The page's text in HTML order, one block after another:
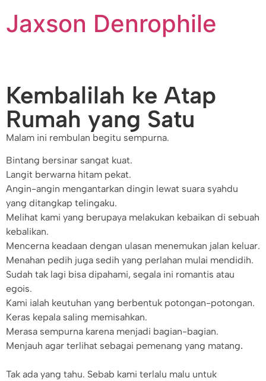
Jaxson Denrophile
Kembalilah ke Atap
Rumah yang Satu
Malam ini rembulan begitu sempurna.
Bintang bersinar sangat kuat.
Langit berwarna hitam pekat.
Angin-angin mengantarkan dingin lewat suara syahdu
yang ditangkap telingaku.
Melihat kami yang berupaya melakukan kebaikan di sebuah
kebalikan.
Mencerna keadaan dengan ulasan menemukan jalan keluar.
Menahan pedih juga sedih yang perlahan mulai mendidih.
Sudah tak lagi bisa dipahami, segala ini romantis atau
egois.
Kami ialah keutuhan yang berbentuk potongan-potongan.
Keras kepala saling memisahkan.
Merasa sempurna karena menjadi bagian-bagian.
Menjauh agar terlihat sebagai pemenang yang matang.
Tak ada yang tahu. Sebab kami terlalu malu untuk